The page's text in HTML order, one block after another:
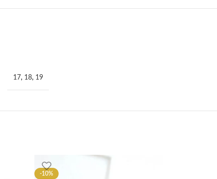
17, 18, 19
-10%